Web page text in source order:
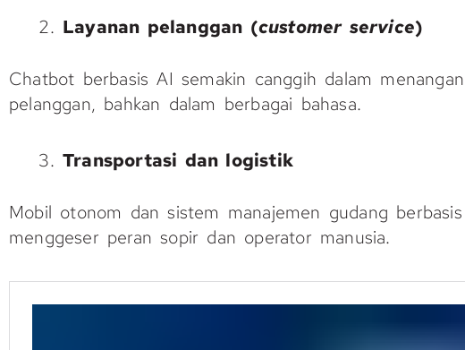
Layanan pelanggan (customer service)
Chatbot berbasis AI semakin canggih dalam
pelanggan, bahkan dalam berbagai bahasa.
Transportasi dan logistik
Mobil otonom dan sistem manajemen gudang
menggeser peran sopir dan operator manusia.